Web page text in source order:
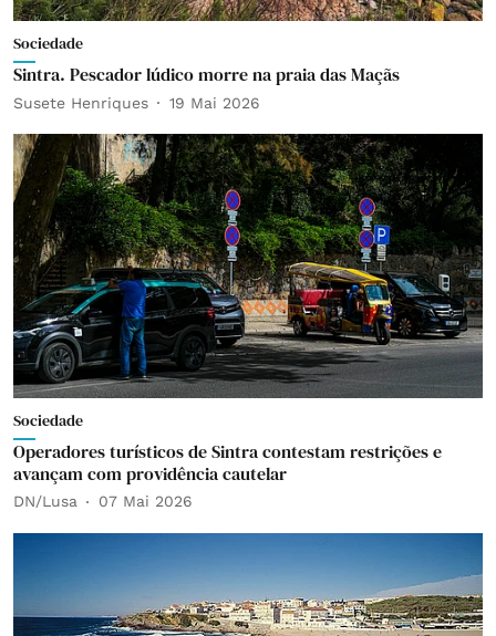
Sociedade
Sintra. Pescador lúdico morre na praia das Maçãs
Susete Henriques 19 Mai 2026
Sociedade
Operadores turísticos de Sintra contestam restrições e
avançam com providência cautelar
DN/Lusa 07 Mai 2026